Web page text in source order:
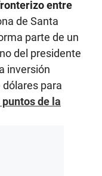
entre
de Santa
parte de un
del presidente
inversión
para
de la